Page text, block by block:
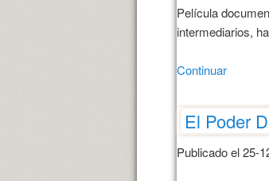
Película
intermediarios,
Continuar
El Poder
Publicado el 25-